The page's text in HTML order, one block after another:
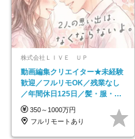
株式会社ＬＩＶＥ ＵＰ
動画編集クリエイター★未経験
歓迎／フルリモOK／残業なし
／年間休日125日／髪・服・ネ
イル自由／研修充実で安心
350～1000万円
フルリモートあり